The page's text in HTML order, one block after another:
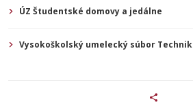
ÚZ Študentské domovy a jedálne
Vysokoškolský umelecký súbor Technik